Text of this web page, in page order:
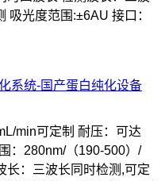
吸光度范围:±6AU 接口：
系统-国产蛋白纯化设备
min可定制 耐压：可达
：280nm/（190-500）/
长：三波长同时检测,可定